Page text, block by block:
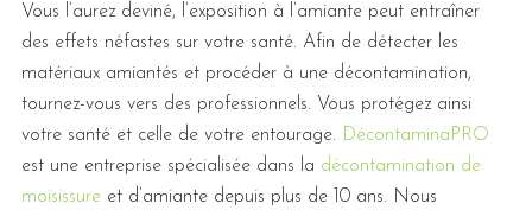
Vous l’aurez deviné, l’exposition à l’amiante peut entraîner
des effets néfastes sur votre santé. Afin de détecter les
matériaux amiantés et procéder à une décontamination,
tournez-vous vers des professionnels. Vous protégez ainsi
votre santé et celle de votre entourage. DécontaminaPRO
est une entreprise spécialisée dans la décontamination de
moisissureet d’amiante depuis plus de 10 ans. Nous